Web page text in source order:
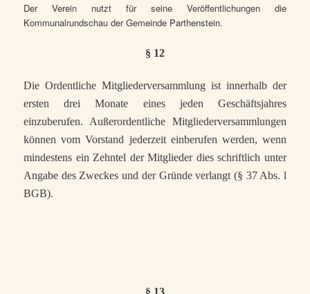
Der Verein nutzt für seine Veröffentlichungen die
Kommunalrundschau der Gemeinde Parthenstein.
§ 12
Die Ordentliche Mitgliederversammlung ist innerhalb der
ersten drei Monate eines jeden Geschäftsjahres
einzuberufen. Außerordentliche Mitgliederversammlungen
können vom Vorstand jederzeit einberufen werden, wenn
mindestens ein Zehntel der Mitglieder dies schriftlich unter
Angabe des Zweckes und der Gründe verlangt (§ 37 Abs. l
BGB).
§ 13